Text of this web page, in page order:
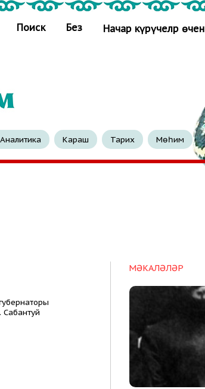
Поиск Без Начар күрүчеләр өчен
Аналитика Караш Тарих Мөһим
МӘКАЛӘЛӘР